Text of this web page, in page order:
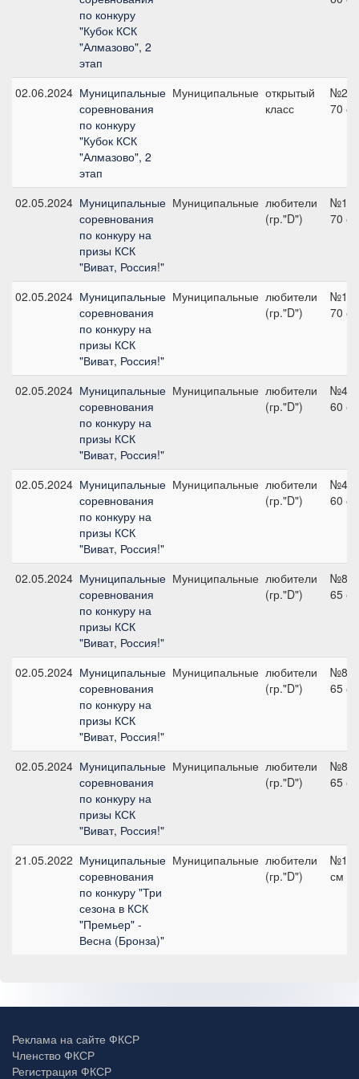
по конкуру
"Кубок КСК
"Алмазово", 2
этап
02.06.2024 Муниципальные
соревнования
по конкуру
"Кубок КСК
"Алмазово", 2
этап
Муниципальные открытый
класс
№2,
70 см
02.05.2024 Муниципальные
соревнования
по конкуру на
призы КСК
"Виват, Россия!"
Муниципальные любители
(гр."D")
№12,
70 см
02.05.2024 Муниципальные
соревнования
по конкуру на
призы КСК
"Виват, Россия!"
Муниципальные любители
(гр."D")
№12,
70 см
02.05.2024 Муниципальные
соревнования
по конкуру на
призы КСК
"Виват, Россия!"
Муниципальные любители
(гр."D")
№4,
60 см
02.05.2024 Муниципальные
соревнования
по конкуру на
призы КСК
"Виват, Россия!"
Муниципальные любители
(гр."D")
№4,
60 см
02.05.2024 Муниципальные
соревнования
по конкуру на
призы КСК
"Виват, Россия!"
Муниципальные любители
(гр."D")
№8,
65 см
02.05.2024 Муниципальные
соревнования
по конкуру на
призы КСК
"Виват, Россия!"
Муниципальные любители
(гр."D")
№8,
65 см
02.05.2024 Муниципальные
соревнования
по конкуру на
призы КСК
"Виват, Россия!"
Муниципальные любители
(гр."D")
№8,
65 см
21.05.2022 Муниципальные
соревнования
по конкуру "Три
сезона в КСК
"Премьер" -
Весна (Бронза)"
Муниципальные любители
(гр."D")
№1,
см
Реклама на сайте ФКСР
Членство ФКСР
Регистрация ФКСР